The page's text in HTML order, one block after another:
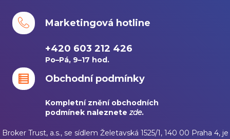
Marketingová hotline
+420 603 212 426
Po–Pá, 9–17 hod.
Obchodní podmínky
Kompletní znění obchodních
podmínek naleznetezde.
Broker Trust, a.s., se sídlem Želetavská 1525/1, 140 00 Praha 4, je